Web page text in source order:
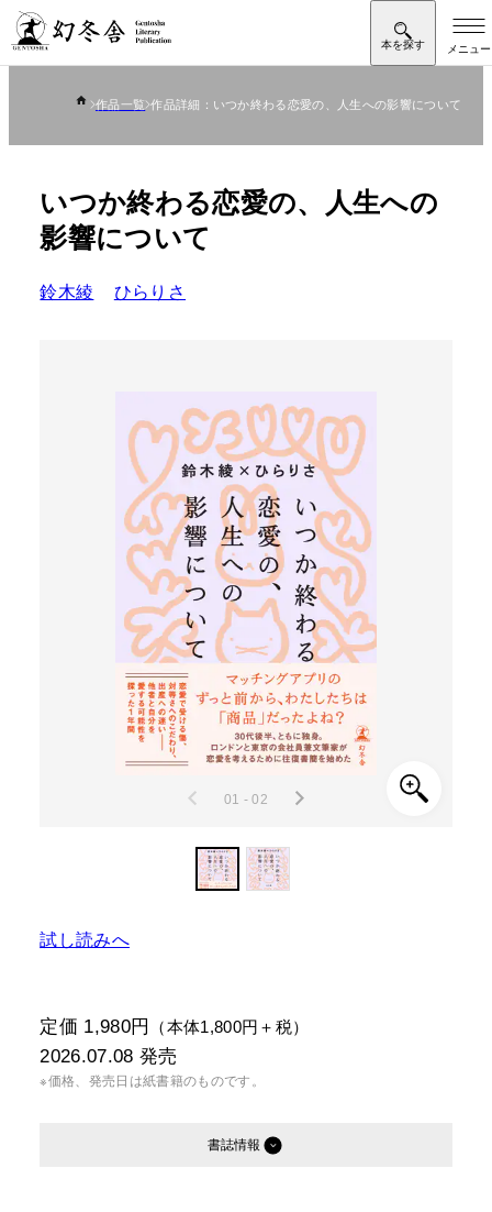
作品一覧 作品詳細：いつか終わる恋愛の、人生への影響について
いつか終わる恋愛の、人生への
影響について
鈴木綾 ひらりさ
01 - 02
試し読みへ
定価 1,980円 （本体1,800円＋税）
2026.07.08 発売
※価格、発売日は紙書籍のものです。
書誌情報